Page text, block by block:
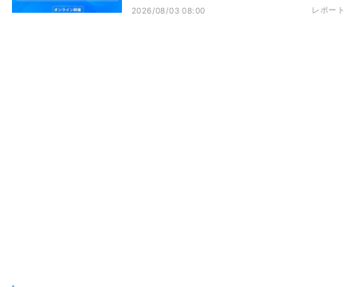
2026/08/03 08:00 レポート